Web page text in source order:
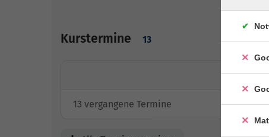
Kurstermine 13
13 vergangene Termine